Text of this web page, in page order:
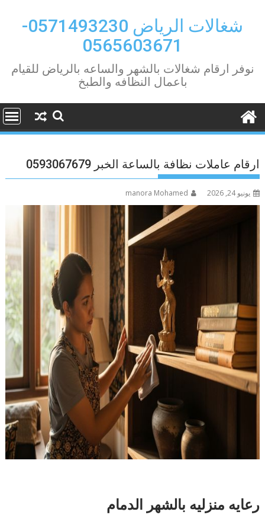
content
شغالات الرياض 0571493230-
0565603671
نوفر ارقام شغالات بالشهر والساعه بالرياض للقيام
باعمال النظافه والطبخ
ارقام عاملات نظافة بالساعة الخبر 0593067679
يونيو 24, 2026 manora Mohamed
رعايه منزليه بالشهر الدمام